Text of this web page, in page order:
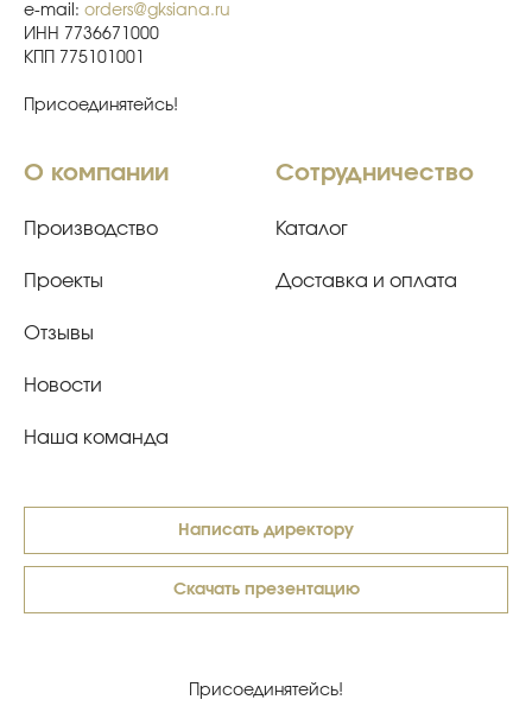
e-mail: orders@gksiana.ru
ИНН 7736671000
КПП 775101001
Присоединятейсь!
О компании
Производство
Проекты
Отзывы
Новости
Наша команда
Сотрудничество
Каталог
Доставка и оплата
Написать директору
Скачать презентацию
Присоединятейсь!